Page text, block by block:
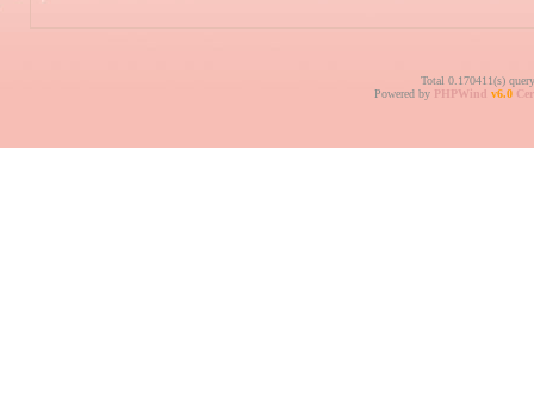
Total 0.170411(s)
Powered by PHPWind v6.0